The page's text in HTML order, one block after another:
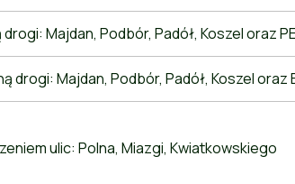
Majdan, Podbór, Padół, Koszel oraz
Majdan, Podbór, Padół, Koszel oraz
ulic: Polna, Miazgi, Kwiatkowskiego